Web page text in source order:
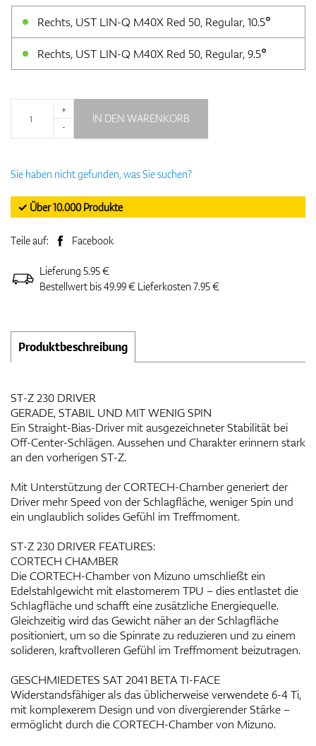
Rechts, UST LIN-Q M40X Red 50, Regular, 10.5°
Rechts, UST LIN-Q M40X Red 50, Regular, 9.5°
+
-
IN DEN WARENKORB
Sie haben nicht gefunden, was Sie suchen?
✓ Über 10.000 Produkte
Teile auf: Facebook
Lieferung 5.95 €
Bestellwert bis 49.99 € Lieferkosten 7.95 €
Produktbeschreibung
ST-Z 230 DRIVER
GERADE, STABIL UND MIT WENIG SPIN
Ein Straight-Bias-Driver mit ausgezeichneter Stabilität bei
Off-Center-Schlägen. Aussehen und Charakter erinnern stark
an den vorherigen ST-Z.
Mit Unterstützung der CORTECH-Chamber generiert der
Driver mehr Speed von der Schlagfläche, weniger Spin und
ein unglaublich solides Gefühl im Treffmoment.
ST-Z 230 DRIVER FEATURES:
CORTECH CHAMBER
Die CORTECH-Chamber von Mizuno umschließt ein
Edelstahlgewicht mit elastomerem TPU – dies entlastet die
Schlagfläche und schafft eine zusätzliche Energiequelle.
Gleichzeitig wird das Gewicht näher an der Schlagfläche
positioniert, um so die Spinrate zu reduzieren und zu einem
solideren, kraftvolleren Gefühl im Treffmoment beizutragen.
GESCHMIEDETES SAT 2041 BETA TI-FACE
Widerstandsfähiger als das üblicherweise verwendete 6-4 Ti,
mit komplexerem Design und von divergierender Stärke –
ermöglicht durch die CORTECH-Chamber von Mizuno.